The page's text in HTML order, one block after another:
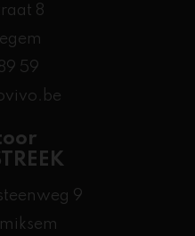
8
59
9